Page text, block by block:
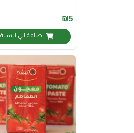
₪5
اضافة الي السلة